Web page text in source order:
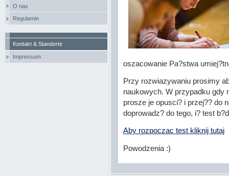
O nas
Regulamin
Kontakt & Standorte
Impressum
oszacowanie Pa?stwa
Przy rozwiazywaniu prosimy
naukowych. W przypadku gdy
prosze je opusci? i przej?? do
doprowadz? do tego, i? test
Aby rozpoczac test kliknij tutaj
Powodzenia :)